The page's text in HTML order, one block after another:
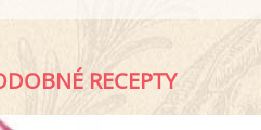
RECEPTY